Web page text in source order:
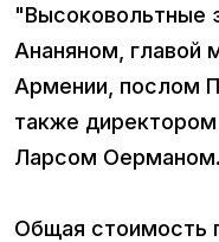
"Высоковольтные
Ананяном, главой
Армении, послом
также
Ларсом Оерманом.
Общая стоимость